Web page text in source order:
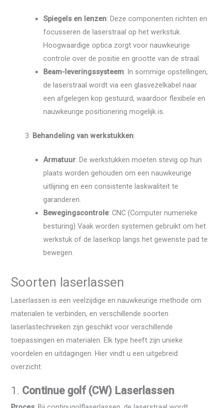
Spiegels en lenzen: Deze componenten richten en
focusseren de laserstraal op het werkstuk.
Hoogwaardige optica zorgt voor nauwkeurige
controle over de positie en grootte van de straal.
Beam-leveringssysteem: In sommige opstellingen,
de laserstraal wordt via een glasvezelkabel naar
een afgelegen kop gestuurd, waardoor flexibele en
nauwkeurige positionering mogelijk is.
Behandeling van werkstukken:
Armatuur: De werkstukken moeten stevig op hun
plaats worden gehouden om een ​​nauwkeurige
uitlijning en een consistente laskwaliteit te
garanderen.
Bewegingscontrole: CNC (Computer numerieke
besturing) Vaak worden systemen gebruikt om het
werkstuk of de laserkop langs het gewenste pad te
bewegen.
Soorten laserlassen
Laserlassen is een veelzijdige en nauwkeurige methode om
materialen te verbinden, en verschillende soorten
laserlastechnieken zijn geschikt voor verschillende
toepassingen en materialen. Elk type heeft zijn unieke
voordelen en uitdagingen. Hier vindt u een uitgebreid
overzicht:
1. Continue golf (CW) Laserlassen